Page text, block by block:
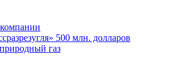
500 млн. долларов
газ